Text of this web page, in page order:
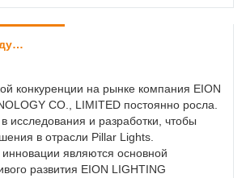
конкуренции на рынке компания EION
CO., LIMITED постоянно росла.
исследования и разработки, чтобы
в отрасли Pillar Lights.
инновации являются основной
развития EION LIGHTING